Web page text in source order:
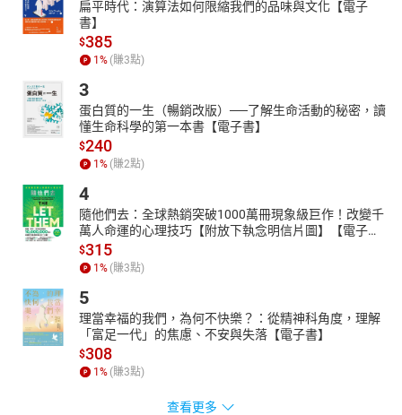
氣飛出的春天》、《施並錫的魅力刀與彩筆誌》、《賴和的相
思》、《臺灣島。海岸詩》、《白沙山莊的雲》、《番薯記持。臺
灣詩》（晨星）；《文學的彰化》、《八卦山》、《二林的美國媽
祖》（彰化文化局）；《花的目屎》、《滾動的移工詩情》、《臺
灣水塔地景風貌》（遠景）等八十餘本。
譜曲及吟唱者簡介：
自幼就讀於光仁小學、光仁中學音樂班。畢業時以管樂組甄試最高
分，第一志願保送東吳大學音樂系，曾經於1989年得到由台北市立
交響樂主辦之協奏曲比賽低音管冠軍。而後赴美深造，取得喬治亞
州立大學音樂理論碩士。目前在美國從事音樂教學工作，音樂創作
包括2006年為《台灣囡仔的歌》一書譜寫教唱歌謠等。
輯一 童玩遊戲
01釘干樂
02走斗箍
03放風吹
04行包棋
扁平時代：演算法如何限縮我們的品味與文化【電子
書】
$385
1 % (賺3點)
3
蛋白質的一生（暢銷改版）──了解生命活動的秘密，讀
懂生命科學的第一本書【電子書】
$240
1 % (賺2點)
4
隨他們去：全球熱銷突破1000萬冊現象級巨作！改變千
萬人命運的心理技巧【附放下執念明信片圖】【電子
書】
$315
1 % (賺3點)
5
理當幸福的我們，為何不快樂？：從精神科角度，理解
「富足一代」的焦慮、不安與失落【電子書】
$308
1 % (賺3點)
查看更多